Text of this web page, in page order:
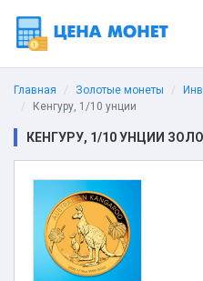
Главная Золотые монеты
Кенгуру, 1/10 унции
КЕНГУРУ, 1/10 УНЦИИ